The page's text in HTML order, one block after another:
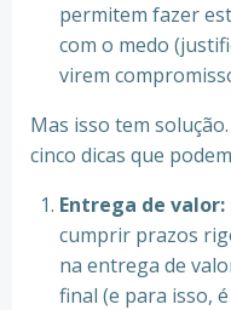
permitem fazer
com o medo
virem
Mas isso tem
cinco dicas que
Entrega de valor:
cumprir prazos
na entrega de
final (e para isso,